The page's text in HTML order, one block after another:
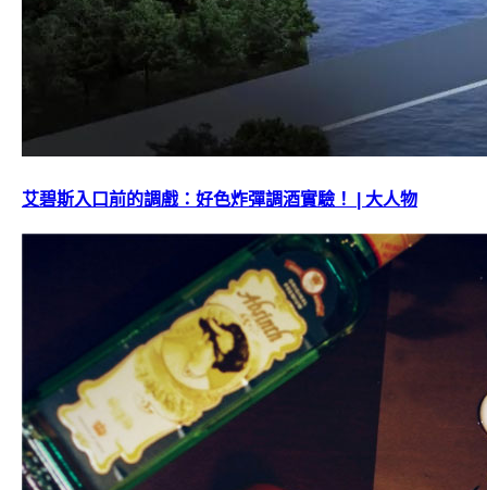
艾碧斯入口前的調戲：好色炸彈調酒實驗！ | 大人物